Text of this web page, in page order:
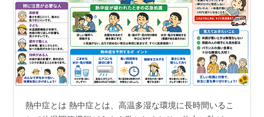
熱中症とは 熱中症とは、高温多湿な環境に長時間いるこ